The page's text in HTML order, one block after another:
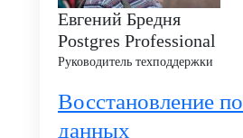
Евгений Бредня
Postgres Professional
Руководитель техподдержки
Восстановление
данных